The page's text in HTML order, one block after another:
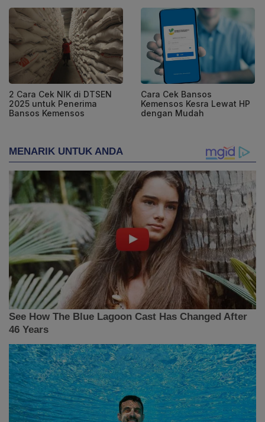
2 Cara Cek NIK di DTSEN
2025 untuk Penerima
Bansos Kemensos
Cara Cek Bansos
Kemensos Kesra Lewat HP
dengan Mudah